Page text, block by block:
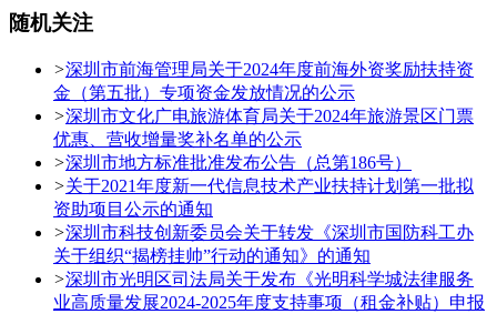
随机关注
>深圳市前海管理局关于2024年度前海外资奖励扶持资
金（第五批）专项资金发放情况的公示
>深圳市文化广电旅游体育局关于2024年旅游景区门票
优惠、营收增量奖补名单的公示
>深圳市地方标准批准发布公告（总第186号）
>关于2021年度新一代信息技术产业扶持计划第一批拟
资助项目公示的通知
>深圳市科技创新委员会关于转发《深圳市国防科工办
关于组织“揭榜挂帅”行动的通知》的通知
>深圳市光明区司法局关于发布《光明科学城法律服务
业高质量发展2024-2025年度支持事项（租金补贴）申报